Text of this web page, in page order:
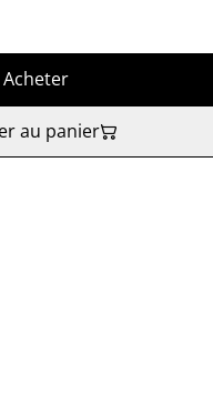
Acheter
au panier